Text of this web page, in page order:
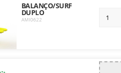
BALANÇO/SURF
DUPLO
AMI0622